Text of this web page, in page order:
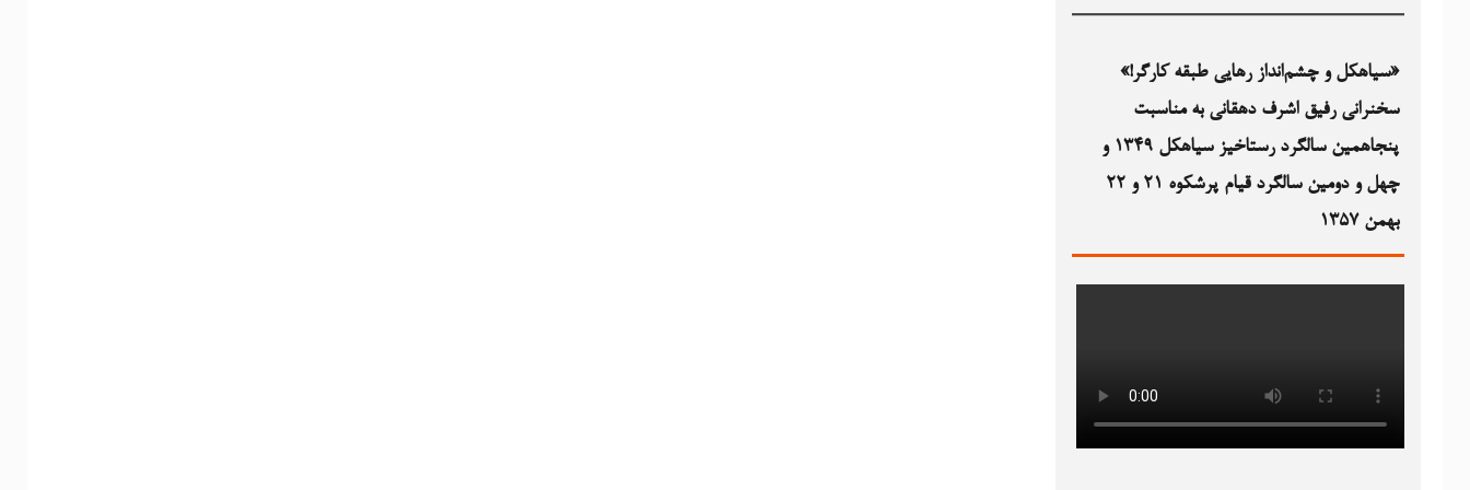
«سیاهکل و چشم‌انداز رهایی طبقه کارگر!»
سخنرانی رفیق اشرف دهقانی به مناسبت
پنجاهمین سالگرد رستاخیز سیاهکل ۱۳۴۹‏ و
چهل و دومین سالگرد قیام پرشکوه ۲۱ و ۲۲
بهمن ۱۳۵۷